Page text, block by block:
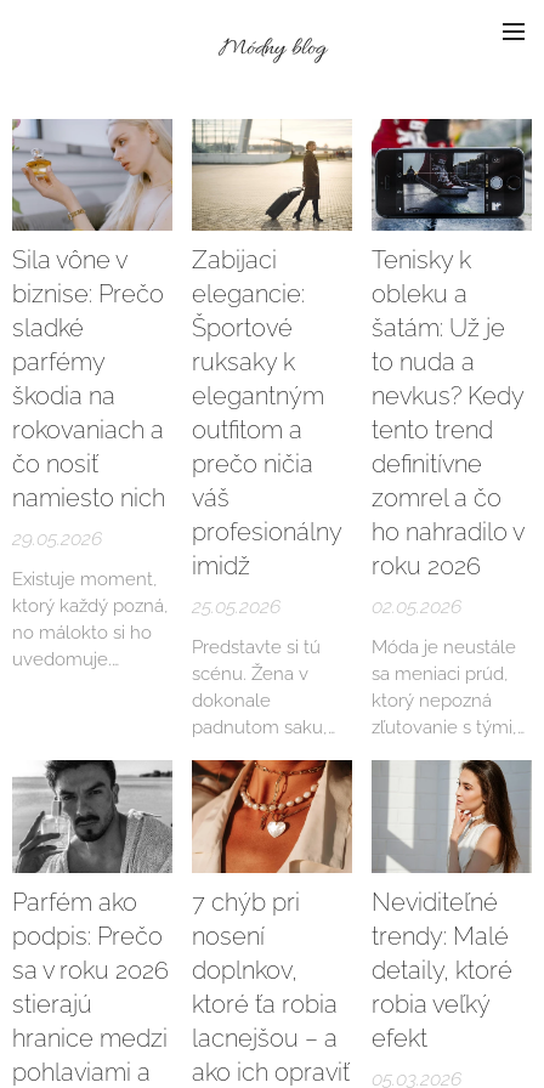
Módny blog
Sila vône v
biznise: Prečo
sladké
parfémy
škodia na
rokovaniach a
čo nosiť
namiesto nich
29.05.2026
Existuje moment,
ktorý každý pozná,
no málokto si ho
uvedomuje.
prvou vetou sa v
mozgu druhého
človeka odohráva
bleskové
hodnotenie. Nie
na základe toho,
čo povieš. Na
základe toho, čo
cíti.
Zabijaci
elegancie:
Športové
ruksaky k
elegantným
outfitom a
prečo ničia
váš
profesionálny
imidž
25.05.2026
Predstavte si tú
scénu. Žena v
dokonale
padnutom saku,
ostrým záhybom a
lodičkách, ktoré by
mohli figurovať v
editoriáli Vogue.
Vlasy upravené,
make-up
bezchybný,
parfum jemne
zanecháva stopu.
Nie hocijaký
ruksak. Ten váš
Tenisky k
obleku a
šatám: Už je
to nuda a
nevkus? Kedy
tento trend
definitívne
zomrel a čo
ho nahradilo v
roku 2026
02.05.2026
Móda je neustále
sa meniaci prúd,
ktorý nepozná
zľutovanie s tými,
minulosti. Ak ste si
ešte pred pár
rokmi mysleli, že
spojenie bielych
športových
topánok a
elegantného
mužského odevu
alebo ľahkých
letných šiat je
vrcholom
mestského štýlu,
Parfém ako
podpis: Prečo
sa v roku 2026
stierajú
hranice medzi
pohlaviami a
7 chýb pri
nosení
doplnkov,
ktoré ťa robia
lacnejšou – a
ako ich opraviť
Neviditeľné
trendy: Malé
detaily, ktoré
robia veľký
efekt
05.03.2026